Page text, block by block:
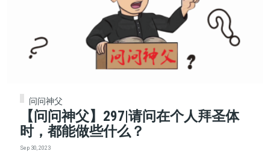
问问神父
【问问神父】297|请问在个人拜圣体
时，都能做些什么？
Sep 30, 2023